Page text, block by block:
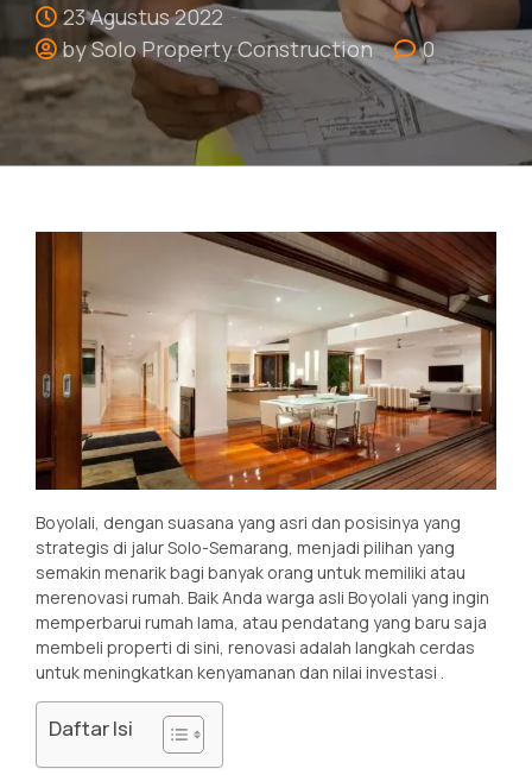
23 Agustus 2022
by Solo Property Construction
0
Boyolali, dengan suasana yang asri dan posisinya yang
strategis di jalur Solo-Semarang, menjadi pilihan yang
semakin menarik bagi banyak orang untuk memiliki atau
merenovasi rumah. Baik Anda warga asli Boyolali yang ingin
memperbarui rumah lama, atau pendatang yang baru saja
membeli properti di sini, renovasi adalah langkah cerdas
untuk meningkatkan kenyamanan dan nilai investasi .
Daftar Isi